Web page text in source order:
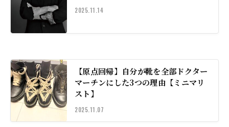
2025.11.14
【原点回帰】自分が靴を全部ドクター
マーチンにした3つの理由【ミニマリ
スト】
2025.11.07